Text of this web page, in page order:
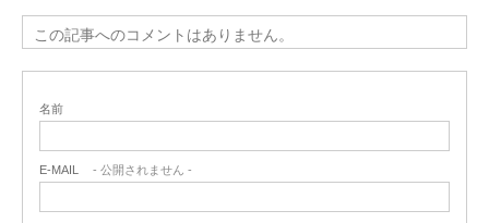
この記事へのコメントはありません。
名前
E-MAIL - 公開されません -